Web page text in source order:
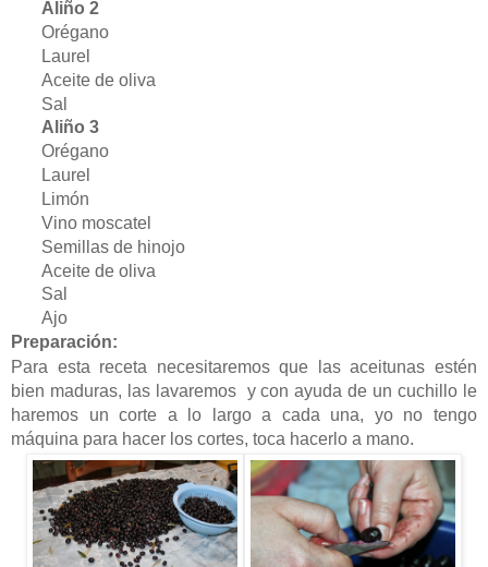
Aliño 2
Orégano
Laurel
Aceite de oliva
Sal
Aliño 3
Orégano
Laurel
Limón
Vino moscatel
Semillas de hinojo
Aceite de oliva
Sal
Ajo
Preparación:
Para esta receta necesitaremos que las aceitunas estén
bien maduras, las lavaremos y con ayuda de un cuchillo le
haremos un corte a lo largo a cada una, yo no tengo
máquina para hacer los cortes, toca hacerlo a mano.